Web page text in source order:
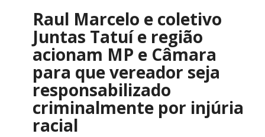
Raul Marcelo e coletivo
Juntas Tatuí e região
acionam MP e Câmara
para que vereador seja
responsabilizado
criminalmente por injúria
racial